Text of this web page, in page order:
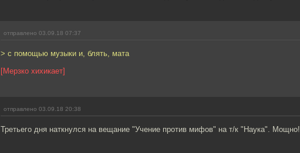
отправлено 03.09.18 07:37
> с помощью музыки и, блять, мата
[Мерзко хихикает]
отправлено 03.09.18 20:38
Третьего дня наткнулся на вещание "Учение против мифов" на т/к "Наука". Мощно!